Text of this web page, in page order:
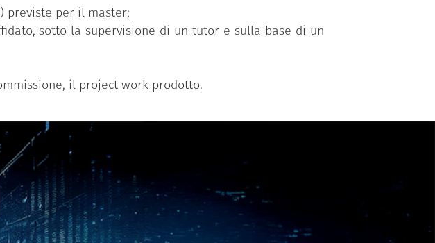
previste per il master;
sotto la supervisione di un tutor e sulla base di un
il project work prodotto.